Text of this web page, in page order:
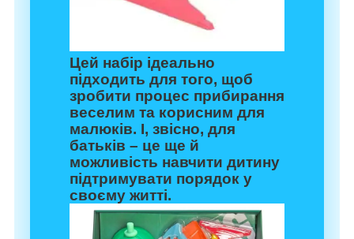
Цей набір ідеально
підходить для того, щоб
зробити процес прибирання
веселим та корисним для
малюків. І, звісно, для
батьків – це ще й
можливість навчити дитину
підтримувати порядок у
своєму житті.